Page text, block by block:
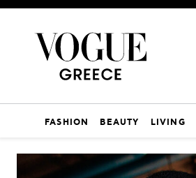
FASHION BEAUTY LIVING